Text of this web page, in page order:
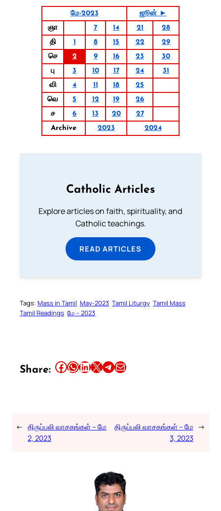
மே-2023
ஜூன் ►
ஞா
7 14 21
28
தி
1 8 15 22
29
செ
2 9 16 23
30
பு
3 10 17 24
31
வி
4 11 18
25
வெ
5 12 19
26
ச
6 13 20
27
Archive
2023 2024
Catholic Articles
Explore articles on faith, spirituality, and
Catholic teachings.
READ ARTICLES
Tags: Mass in Tamil May-2023 Tamil Liturgy Tamil Mass
Tamil Readings மே – 2023
Share: Share this article on Facebook Share this article on WhatsApp Share this article on LinkedIn Share this article on X Share this article on TelegramEmail this Article
← திருப்பலி வாசகங்கள் – மே
2, 2023
திருப்பலி வாசகங்கள் – மே
3, 2023
→